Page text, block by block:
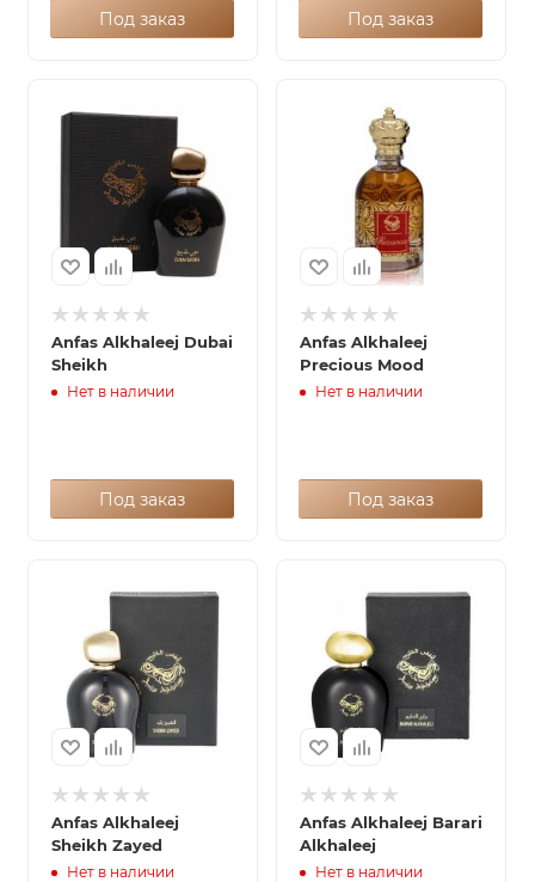
Под заказ Под заказ
Anfas Alkhaleej Dubai
Sheikh
Нет в наличии
Под заказ
Anfas Alkhaleej
Precious Mood
Нет в наличии
Под заказ
Anfas Alkhaleej
Sheikh Zayed
Нет в наличии
Anfas Alkhaleej Barari
Alkhaleej
Нет в наличии